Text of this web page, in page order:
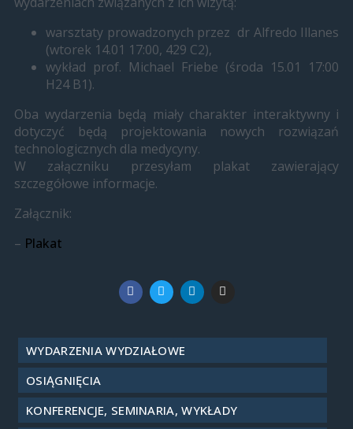
warsztaty prowadzonych przez dr Alfredo Illanes
(wtorek 14.01 17:00, 429 C2),
wykład prof. Michael Friebe (środa 15.01 17:00
H24 B1).
Oba wydarzenia będą miały charakter interaktywny i
dotyczyć będą projektowania nowych rozwiązań
technologicznych dla medycyny.
W załączniku przesyłam plakat zawierający
szczegółowe informacje.
Załącznik:
– Plakat
WYDARZENIA WYDZIAŁOWE
OSIĄGNIĘCIA
KONFERENCJE, SEMINARIA, WYKŁADY